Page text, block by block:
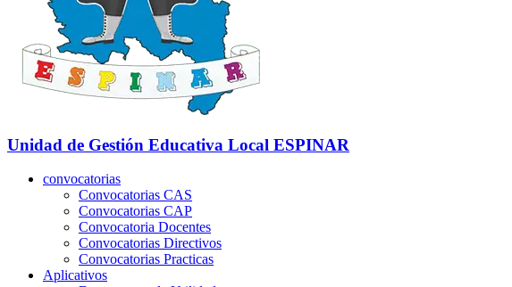
Unidad de Gestión Educativa Local ESPINAR
convocatorias
Convocatorias CAS
Convocatorias CAP
Convocatoria Docentes
Convocatorias Directivos
Convocatorias Practicas
Aplicativos